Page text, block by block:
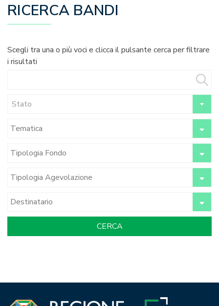
RICERCA BANDI
Scegli tra una o più voci e clicca il pulsante cerca per filtrare
i risultati
Stato